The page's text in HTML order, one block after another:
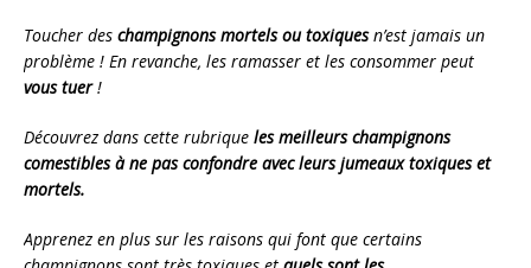
Toucher des champignons mortels ou toxiquesn’est jamais un
problème ! En revanche, les ramasser et les consommer peut
vous tuer!
Découvrez dans cette rubrique les meilleurs champignons
comestibles à ne pas confondre avec leurs jumeaux toxiques et
mortels.
Apprenez en plus sur les raisons qui font que certains